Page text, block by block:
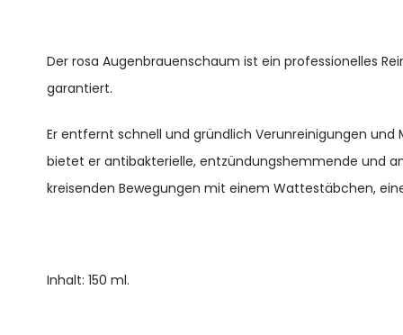
Der rosa Augenbrauenschaum ist ein professionelles
garantiert.
Er entfernt schnell und gründlich Verunreinigungen
bietet er antibakterielle, entzündungshemmende und
kreisenden Bewegungen mit einem Wattestäbchen,
Inhalt: 150 ml.